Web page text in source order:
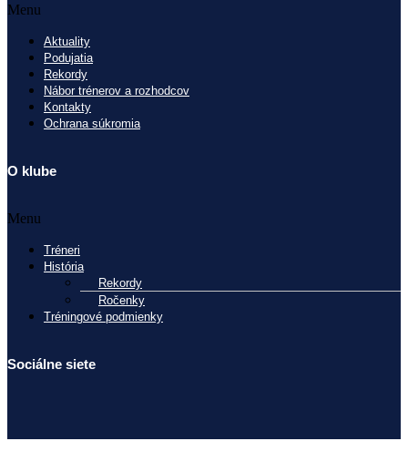
Menu
Aktuality
Podujatia
Rekordy
Nábor trénerov a rozhodcov
Kontakty
Ochrana súkromia
O klube
Menu
Tréneri
História
Rekordy
Ročenky
Tréningové podmienky
Sociálne siete